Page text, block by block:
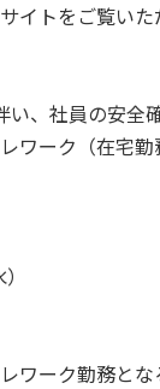
イトをご覧い
い、社員の安全
ワーク（在宅
ワーク勤務と